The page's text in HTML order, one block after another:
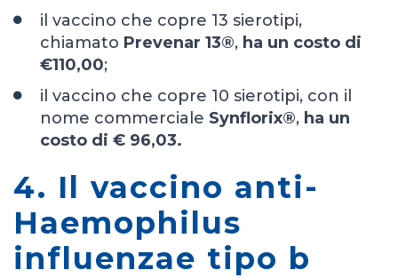
il vaccino che copre 13 sierotipi,
chiamato Prevenar 13®, ha un costo di
€110,00;
il vaccino che copre 10 sierotipi, con il
nome commerciale Synflorix®, ha un
costo di € 96,03.
4. Il vaccino anti-
Haemophilus
influenzae tipo b